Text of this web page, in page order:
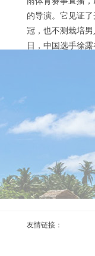
的导演。它见证
冠，也不测栽培
日，中国选手徐
式决赛中。新华
浪花与欣忭交汇
选手徐露如同她
在成齐世运会
新华社成齐8月
念嘉）成齐太注
然后控制有东说
床选手胡译乘10
环绕，给了她雄
组合胡译乘/张欣
馆里，掌声、应允
播
友情链接：